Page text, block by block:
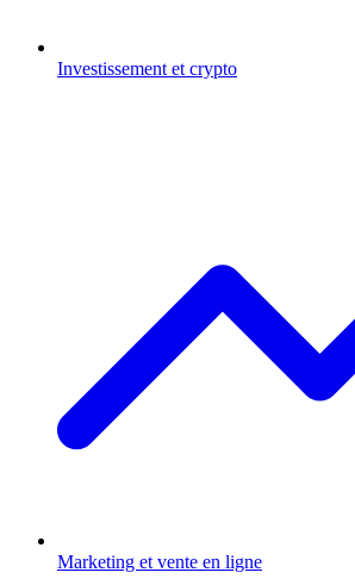
Investissement et crypto
Marketing et vente en ligne